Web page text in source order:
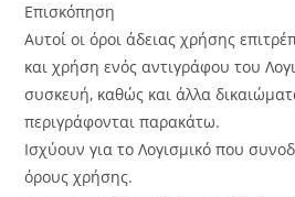
Επισκόπηση
Αυτοί οι όροι άδειας χρήσης
και χρήση ενός αντιγράφου του
συσκευή, καθώς και άλλα
περιγράφονται παρακάτω.
Ισχύουν για το Λογισμικό που
όρους χρήσης.